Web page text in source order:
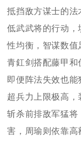
抵挡敌方谋士的
低武武将的行动，
性均衡，智谋数值
青釭剑搭配藤甲和
即便阵法失效也能
超兵力上限极高，
斩杀前排敌军猛
害，周瑜则依靠高